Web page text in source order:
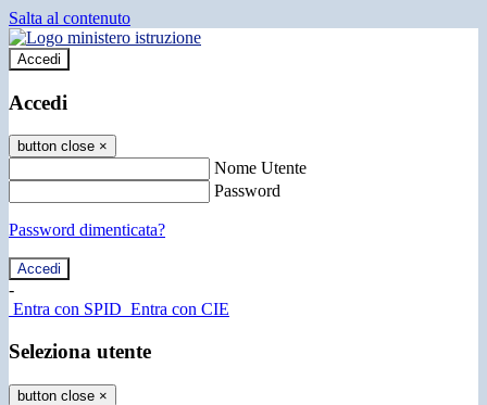
Salta al contenuto
Accedi
Accedi
button close ×
Nome Utente
Password
Password dimenticata?
-
Entra con SPID Entra con CIE
Seleziona utente
button close ×